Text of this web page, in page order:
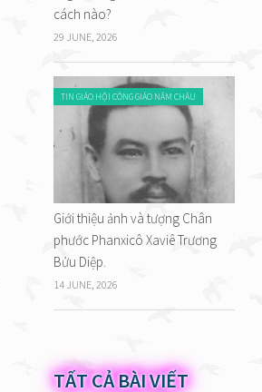
cách nào?
29 JUNE, 2026
TIN GIÁO HỘI CÔNG GIÁO NĂM CHÂU
Giới thiệu ảnh và tượng Chân
phước Phanxicô Xaviê Trương
Bửu Diệp.
14 JUNE, 2026
TẤT CẢ BÀI VIẾT